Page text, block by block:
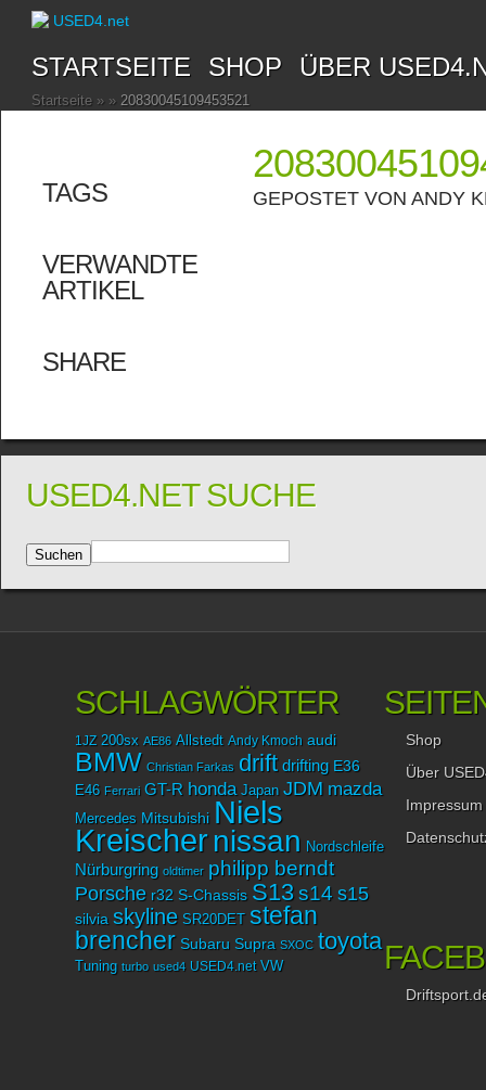
STARTSEITE SHOP ÜBER
Startseite » » 20830045109453521
TAGS
VERWANDTE
ARTIKEL
SHARE
GEPOSTET VONANDY
USED4.NET SUCHE
SCHLAGWÖRTER
1JZ 200sx AE86 Allstedt Andy Kmoch audi
BMW Christian Farkas drift drifting E36
E46 Ferrari GT-R honda Japan JDM mazda
Mercedes Mitsubishi Niels
Kreischer nissan Nordschleife
Nürburgring oldtimer philipp berndt
Porsche r32 S-Chassis S13 s14 s15
silvia skyline SR20DET stefan
brencher Subaru Supra SXOC toyota
Tuning turbo used4 USED4.net VW
Shop
Über
Impressum